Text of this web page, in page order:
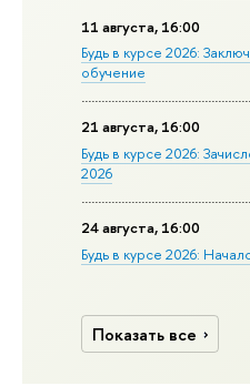
11 августа, 16:00
Будь в курсе 2026:
обучение
21 августа, 16:00
Будь в курсе 2026:
2026
24 августа, 16:00
Будь в курсе 2026:
Показать все